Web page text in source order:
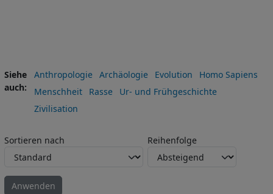
Siehe
auch
Anthropologie Archäologie Evolution
Homo Sapiens
Menschheit
Rasse
Ur- und Frühgeschichte
Zivilisation
Sortieren nach Reihenfolge